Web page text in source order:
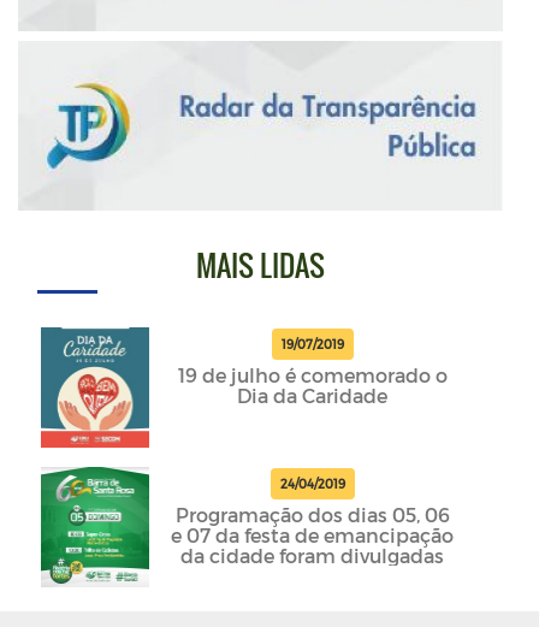
MAIS LIDAS
19/07/2019
19 de julho é comemorado o
Dia da Caridade
24/04/2019
Programação dos dias 05, 06
e 07 da festa de emancipação
da cidade foram divulgadas